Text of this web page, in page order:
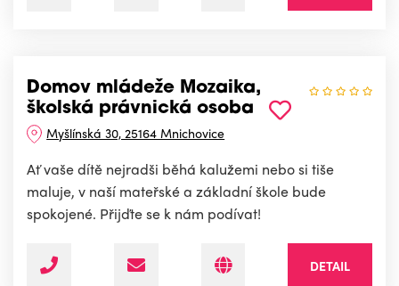
Domov mládeže Mozaika,
školská právnická osoba
Myšlínská 30, 25164 Mnichovice
Ať vaše dítě nejradši běhá kalužemi nebo si tiše
maluje, v naší mateřské a základní škole bude
spokojené. Přijďte se k nám podívat!
DETAIL